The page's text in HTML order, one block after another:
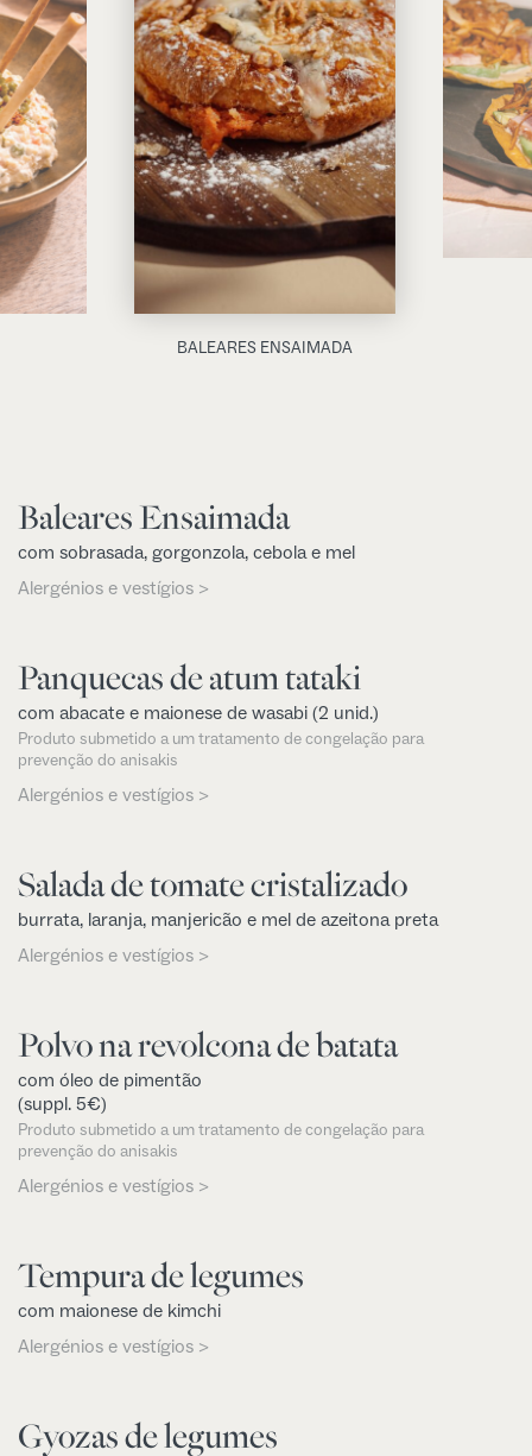
BALEARES ENSAIMADA
Baleares Ensaimada
com sobrasada, gorgonzola, cebola e mel
Alergénios e vestígios >
Panquecas de atum tataki
com abacate e maionese de wasabi (2 unid.)
Produto submetido a um tratamento de congelação para
prevenção do anisakis
Alergénios e vestígios >
Salada de tomate cristalizado
burrata, laranja, manjericão e mel de azeitona preta
Alergénios e vestígios >
Polvo na revolcona de batata
com óleo de pimentão
(suppl. 5€)
Produto submetido a um tratamento de congelação para
prevenção do anisakis
Alergénios e vestígios >
Tempura de legumes
com maionese de kimchi
Alergénios e vestígios >
Gyozas de legumes